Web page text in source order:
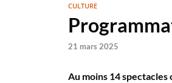
CULTURE
21 mars 2025
Au moins 14